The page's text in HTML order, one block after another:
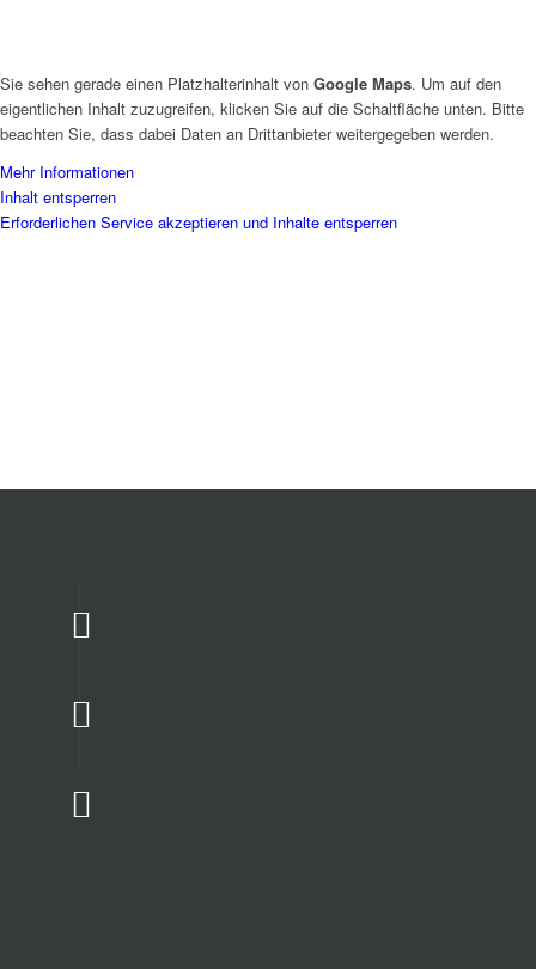
Sie sehen gerade einen Platzhalterinhalt von Google Maps. Um auf den
eigentlichen Inhalt zuzugreifen, klicken Sie auf die Schaltfläche unten. Bitte
beachten Sie, dass dabei Daten an Drittanbieter weitergegeben werden.
Mehr Informationen
Inhalt entsperren
Erforderlichen Service akzeptieren und Inhalte entsperren